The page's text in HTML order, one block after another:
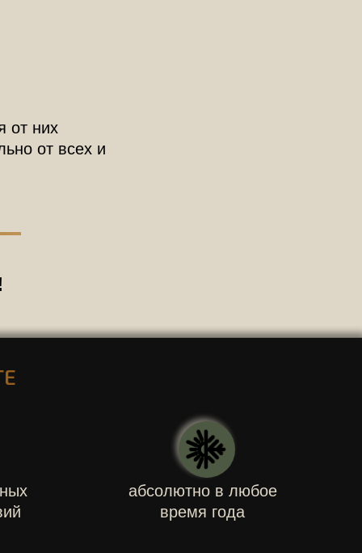
от них
от всех и
абсолютно в любое
время года